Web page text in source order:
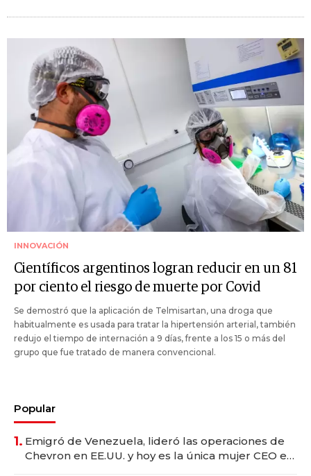
INNOVACIÓN
Científicos argentinos logran reducir en un 81
por ciento el riesgo de muerte por Covid
Se demostró que la aplicación de Telmisartan, una droga que
habitualmente es usada para tratar la hipertensión arterial, también
redujo el tiempo de internación a 9 días, frente a los 15 o más del
grupo que fue tratado de manera convencional.
Popular
1. Emigró de Venezuela, lideró las operaciones de
Chevron en EE.UU. y hoy es la única mujer CEO en